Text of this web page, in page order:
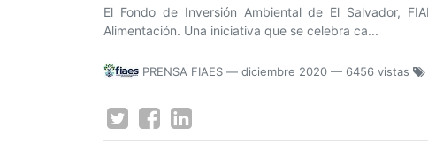
El Fondo de Inversión Ambiental de El Salvador,
Alimentación. Una iniciativa que se celebra ca...
PRENSA FIAES — diciembre 2020 — 6456 vistas